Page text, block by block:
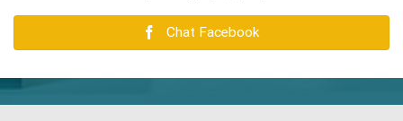
Chat Facebook